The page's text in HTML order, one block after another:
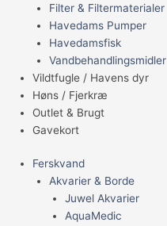
Filter & Filtermaterialer
Havedams Pumper
Havedamsfisk
Vandbehandlingsmidler
Vildtfugle / Havens dyr
Høns / Fjerkræ
Outlet & Brugt
Gavekort
Ferskvand
Akvarier & Borde
Juwel Akvarier
AquaMedic